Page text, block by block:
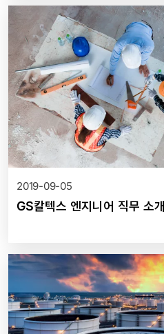
2019-09-05
GS칼텍스 엔지니어 직무 소